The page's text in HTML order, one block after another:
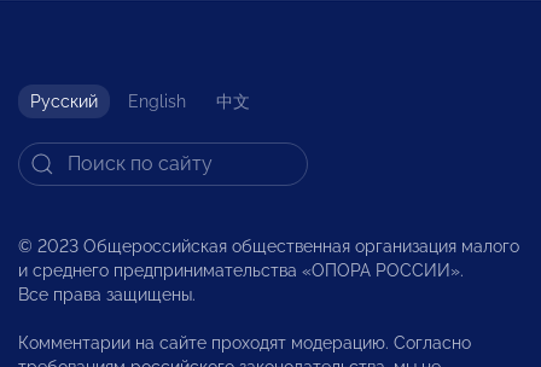
Русский English 中文
© 2023 Общероссийская общественная организация малого
и среднего предпринимательства «ОПОРА РОССИИ».
Все права защищены.
Комментарии на сайте проходят модерацию. Согласно